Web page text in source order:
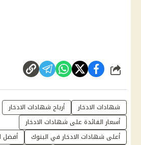
شارك
شهادات الادخار
أرباح شهادات الادخار
أسعار الفائدة على شهادات الادخار
أعلى شهادات الادخار في البنوك
أفضل